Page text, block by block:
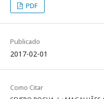
PDF
Publicado
2017-02-01
Como Citar